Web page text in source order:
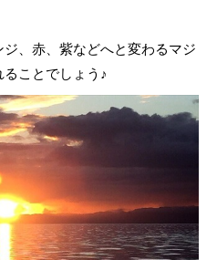
、赤、紫などへと変わるマジ
ことでしょう♪